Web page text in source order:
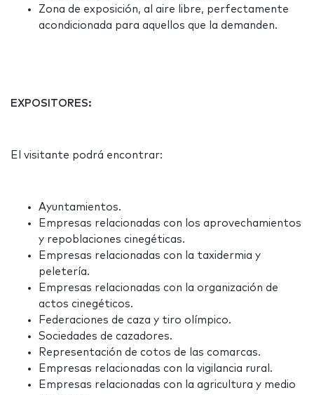
Zona de exposición, al aire libre, perfectamente
acondicionada para aquellos que la demanden.
EXPOSITORES:
El visitante podrá encontrar:
Ayuntamientos.
Empresas relacionadas con los aprovechamientos
y repoblaciones cinegéticas.
Empresas relacionadas con la taxidermia y
peletería.
Empresas relacionadas con la organización de
actos cinegéticos.
Federaciones de caza y tiro olímpico.
Sociedades de cazadores.
Representación de cotos de las comarcas.
Empresas relacionadas con la vigilancia rural.
Empresas relacionadas con la agricultura y medio